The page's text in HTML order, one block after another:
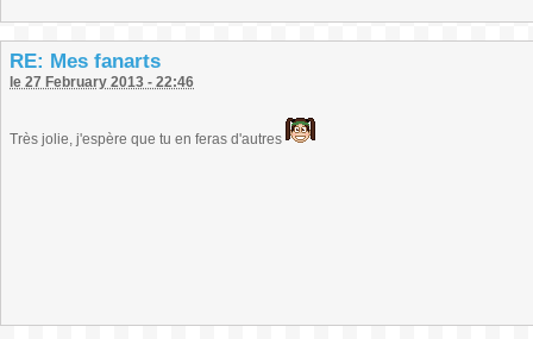
RE: Mes fanarts
le 27 February 2013 - 22:46
Très jolie, j'espère que tu en feras d'autres